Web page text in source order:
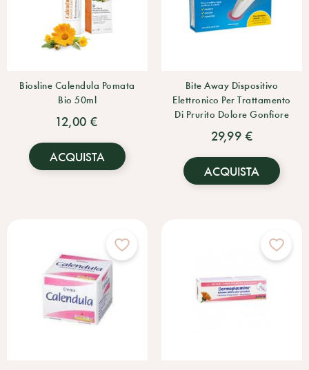
Biosline Calendula Pomata
Bio 50ml
12,00 €
ACQUISTA
Bite Away Dispositivo
Elettronico Per Trattamento
Di Prurito Dolore Gonfiore
29,99 €
ACQUISTA